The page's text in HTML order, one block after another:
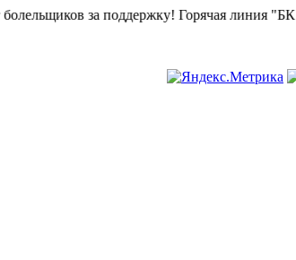
Горячая линия "БК Атаман":268-82-02.